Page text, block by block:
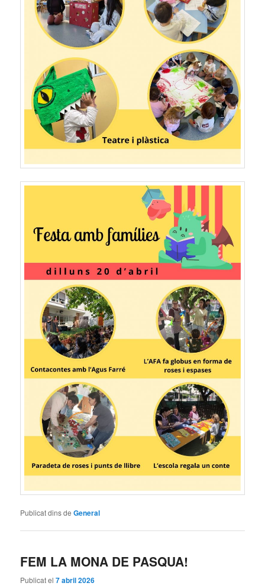
Publicat dins de General
FEM LA MONA DE PASQUA!
Publicat el7 abril 2026